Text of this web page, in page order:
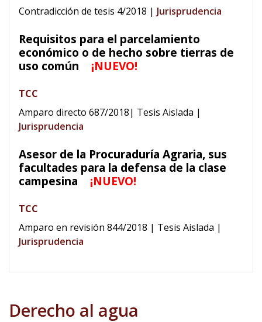
Contradicción de tesis 4/2018 | Jurisprudencia
Requisitos para el parcelamiento
económico o de hecho sobre tierras de
uso común
¡NUEVO!
TCC
Amparo directo 687/2018| Tesis Aislada |
Jurisprudencia
Asesor de la Procuraduría Agraria, sus
facultades para la defensa de la clase
campesina
¡NUEVO!
TCC
Amparo en revisión 844/2018 | Tesis Aislada |
Jurisprudencia
Derecho al agua